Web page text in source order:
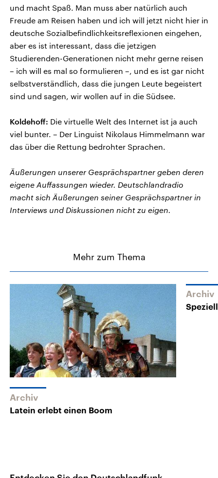
und macht Spaß. Man muss aber natürlich auch
Freude am Reisen haben und ich will jetzt nicht hier in
deutsche Sozialbefindlichkeitsreflexionen eingehen,
aber es ist interessant, dass die jetzigen
Studierenden-Generationen nicht mehr gerne reisen
– ich will es mal so formulieren –, und es ist gar nicht
selbstverständlich, dass die jungen Leute begeistert
sind und sagen, wir wollen auf in die Südsee.
Koldehoff: Die virtuelle Welt des Internet ist ja auch
viel bunter. – Der Linguist Nikolaus Himmelmann war
das über die Rettung bedrohter Sprachen.
Äußerungen unserer Gesprächspartner geben deren
eigene Auffassungen wieder. Deutschlandradio
macht sich Äußerungen seiner Gesprächspartner in
Interviews und Diskussionen nicht zu eigen.
Mehr zum Thema
Archiv
Latein erlebt einen Boom
Archiv